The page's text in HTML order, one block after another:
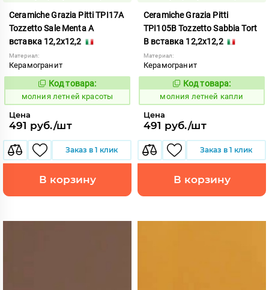
Ceramiche Grazia Pitti TPI17A
Tozzetto Sale Menta A
вставка 12,2x12,2
Материал:
Керамогранит
1005915
Код товара:
молния летней красоты
Цена
491 руб./шт
Заказ в 1 клик
В корзину
Ceramiche Grazia Pitti
TPI105B Tozzetto Sabbia Tort
B вставка 12,2x12,2
Материал:
Керамогранит
1005912
Код товара:
молния летней капли
Цена
491 руб./шт
Заказ в 1 клик
В корзину